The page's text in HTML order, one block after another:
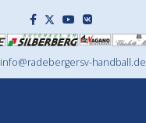
info@radebergersv-handball.de